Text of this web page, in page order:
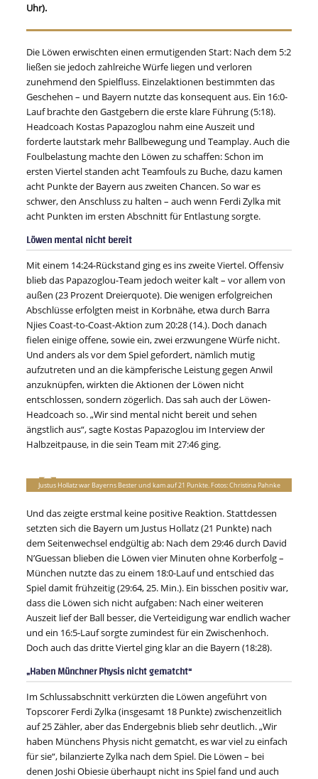
Uhr).
Die Löwen erwischten einen ermutigenden Start: Nach dem 5:2
ließen sie jedoch zahlreiche Würfe liegen und verloren
zunehmend den Spielfluss. Einzelaktionen bestimmten das
Geschehen – und Bayern nutzte das konsequent aus. Ein 16:0-
Lauf brachte den Gastgebern die erste klare Führung (5:18).
Headcoach Kostas Papazoglou nahm eine Auszeit und
forderte lautstark mehr Ballbewegung und Teamplay. Auch die
Foulbelastung machte den Löwen zu schaffen: Schon im
ersten Viertel standen acht Teamfouls zu Buche, dazu kamen
acht Punkte der Bayern aus zweiten Chancen. So war es
schwer, den Anschluss zu halten – auch wenn Ferdi Zylka mit
acht Punkten im ersten Abschnitt für Entlastung sorgte.
Löwen mental nicht bereit
Mit einem 14:24-Rückstand ging es ins zweite Viertel. Offensiv
blieb das Papazoglou-Team jedoch weiter kalt – vor allem von
außen (23 Prozent Dreierquote). Die wenigen erfolgreichen
Abschlüsse erfolgten meist in Korbnähe, etwa durch Barra
Njies Coast-to-Coast-Aktion zum 20:28 (14.). Doch danach
fielen einige offene, sowie ein, zwei erzwungene Würfe nicht.
Und anders als vor dem Spiel gefordert, nämlich mutig
aufzutreten und an die kämpferische Leistung gegen Anwil
anzuknüpfen, wirkten die Aktionen der Löwen nicht
entschlossen, sondern zögerlich. Das sah auch der Löwen-
Headcoach so. „Wir sind mental nicht bereit und sehen
ängstlich aus“, sagte Kostas Papazoglou im Interview der
Halbzeitpause, in die sein Team mit 27:46 ging.
Justus Hollatz war Bayerns Bester und kam auf 21 Punkte. Fotos: Christina Pahnke
Und das zeigte erstmal keine positive Reaktion. Stattdessen
setzten sich die Bayern um Justus Hollatz (21 Punkte) nach
dem Seitenwechsel endgültig ab: Nach dem 29:46 durch David
N’Guessan blieben die Löwen vier Minuten ohne Korberfolg –
München nutzte das zu einem 18:0-Lauf und entschied das
Spiel damit frühzeitig (29:64, 25. Min.). Ein bisschen positiv war,
dass die Löwen sich nicht aufgaben: Nach einer weiteren
Auszeit lief der Ball besser, die Verteidigung war endlich wacher
und ein 16:5-Lauf sorgte zumindest für ein Zwischenhoch.
Doch auch das dritte Viertel ging klar an die Bayern (18:28).
„Haben Münchner Physis nicht gematcht“
Im Schlussabschnitt verkürzten die Löwen angeführt von
Topscorer Ferdi Zylka (insgesamt 18 Punkte) zwischenzeitlich
auf 25 Zähler, aber das Endergebnis blieb sehr deutlich. „Wir
haben Münchens Physis nicht gematcht, es war viel zu einfach
für sie“, bilanzierte Zylka nach dem Spiel. Die Löwen – bei
denen Joshi Obiesie überhaupt nicht ins Spiel fand und auch